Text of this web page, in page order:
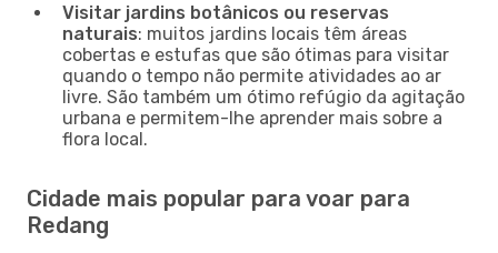
Visitar jardins botânicos ou reservas
naturais: muitos jardins locais têm áreas
cobertas e estufas que são ótimas para visitar
quando o tempo não permite atividades ao ar
livre. São também um ótimo refúgio da agitação
urbana e permitem-lhe aprender mais sobre a
flora local.
Cidade mais popular para voar para
Redang